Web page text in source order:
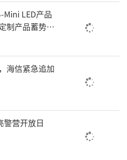
重病患儿、疫情期间捐
向贫困县域捐衣助学、
涝灾区定向物资捐助，
、寻亲团圆、精准扶贫
地项目，积累了成熟的公
政企联动实操经验，为金
开打下扎实实操根基。
口守护阵地
Mini LED产品
制产品蓄势待
海信紧急追加
警营开放日